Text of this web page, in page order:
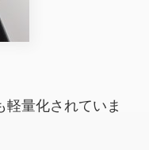
軽量化されていま